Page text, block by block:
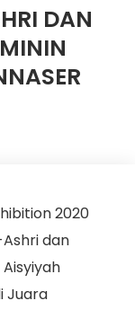
DAN
2020
dan
Juara